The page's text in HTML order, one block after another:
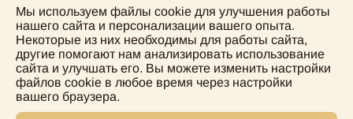
+
Мы используем файлы cookie для улучшения работы
нашего сайта и персонализации вашего опыта.
Некоторые из них необходимы для работы сайта,
другие помогают нам анализировать использование
сайта и улучшать его. Вы можете изменить настройки
файлов cookie в любое время через настройки
вашего браузера.